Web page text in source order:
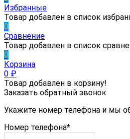
Избранные
Товар добавлен в список
0
Сравнение
Товар добавлен в список
0
Корзина
0 ₽
Товар добавлен в корзину!
Заказать обратный звонок
Укажите номер телефона и мы
Номер телефона*